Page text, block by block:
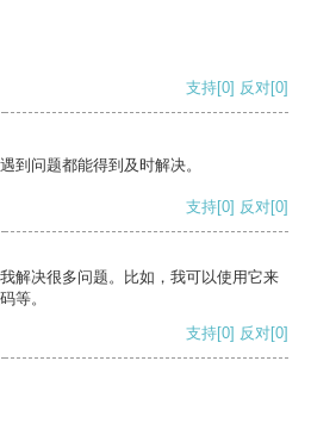
支持[0] 反对[0]
到问题都能得到及时解决。
支持[0] 反对[0]
解决很多问题。比如，我可以使用它来
等。
支持[0] 反对[0]